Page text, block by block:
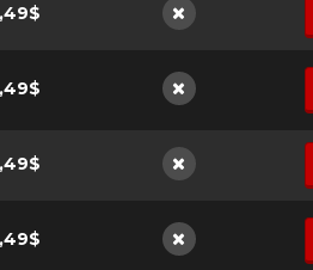
Non disponible
Non disponible
Non disponible
Non disponible